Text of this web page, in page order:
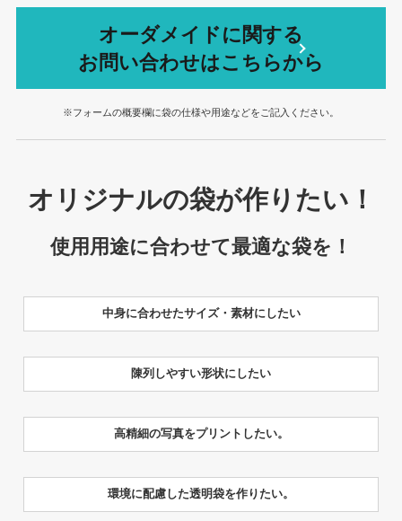
オーダメイドに関する
お問い合わせはこちらから
※フォームの概要欄に袋の仕様や用途などをご記入ください。
オリジナルの袋が作りたい！
使用用途に合わせて最適な袋を！
中身に合わせたサイズ・素材にしたい
陳列しやすい形状にしたい
高精細の写真をプリントしたい。
環境に配慮した透明袋を作りたい。